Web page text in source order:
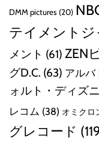
DMM pictures (20)
テイメントジ
メント (61) ZEN
グD.C. (63) アルバ
ォルト・ディズ
レコム (38) オミクロ
グレコード